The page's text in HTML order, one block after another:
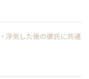
浮気した後の彼氏に共通